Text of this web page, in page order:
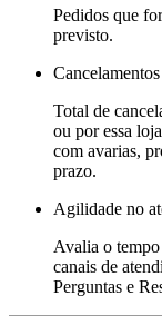
Pedidos que
previsto.
Cancelamentos
Total de
ou por essa
com avarias,
prazo.
Agilidade no
Avalia o
canais de
Perguntas e